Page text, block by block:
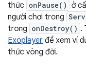
thức onPause() ở
người chơi trong
trong onDestroy() .
Exoplayer để xem ví
thức vòng đời.